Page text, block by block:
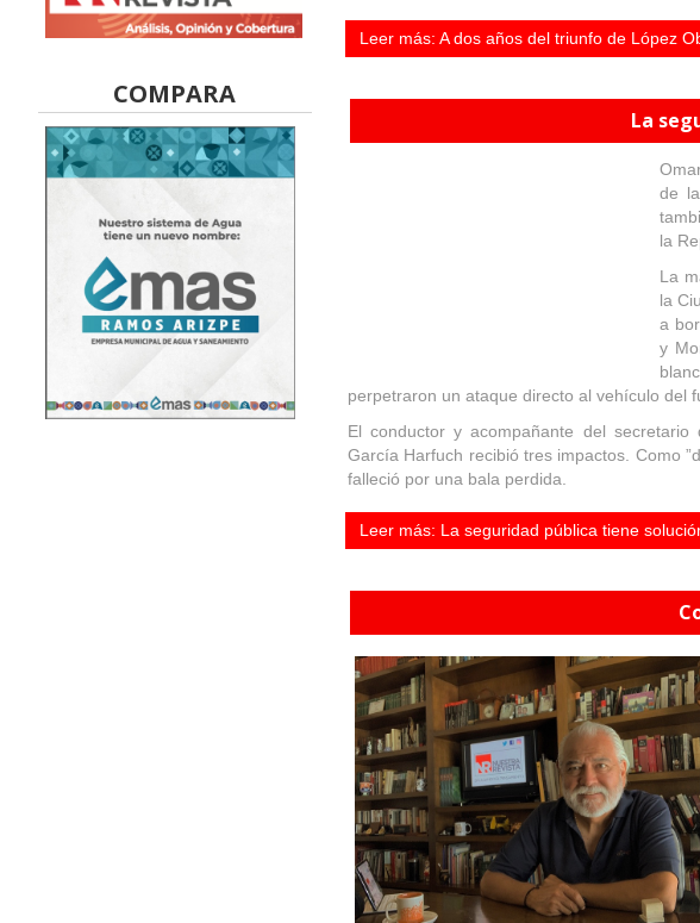
COMPARA
Leer más: A dos años del triunfo de López
La
de
la
La
la
a
y
perpetraron un ataque directo al vehículo del
El conductor y acompañante del
García Harfuch recibió tres impactos. Como
falleció por una bala perdida.
Leer más: La seguridad pública tiene